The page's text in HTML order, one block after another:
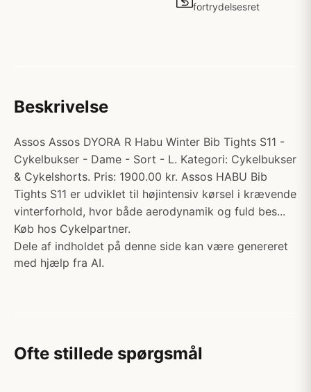
fortrydelsesret
Beskrivelse
Assos Assos DYORA R Habu Winter Bib Tights S11 -
Cykelbukser - Dame - Sort - L. Kategori: Cykelbukser
& Cykelshorts. Pris: 1900.00 kr. Assos HABU Bib
Tights S11 er udviklet til højintensiv kørsel i krævende
vinterforhold, hvor både aerodynamik og fuld bes...
Køb hos Cykelpartner.
Dele af indholdet på denne side kan være genereret
med hjælp fra AI.
Ofte stillede spørgsmål